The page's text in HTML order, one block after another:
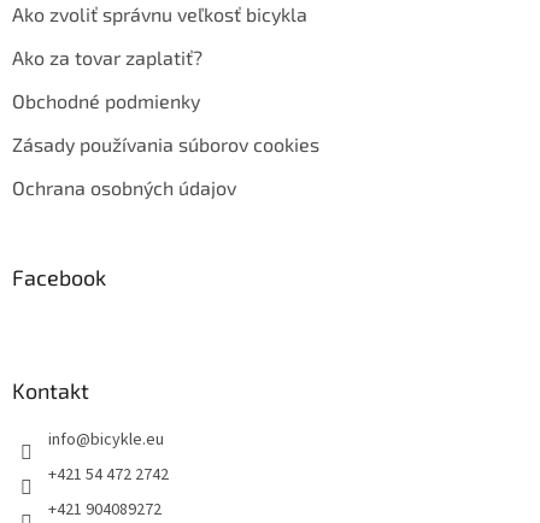
Ako zvoliť správnu veľkosť bicykla
Ako za tovar zaplatiť?
Obchodné podmienky
Zásady používania súborov cookies
Ochrana osobných údajov
Facebook
Kontakt
info@bicykle.eu
+421 54 472 2742
+421 904089272